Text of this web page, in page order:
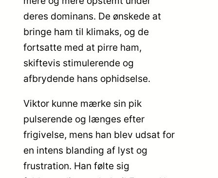
deres dominans. De ønskede at
bringe ham til klimaks, og de
fortsatte med at pirre ham,
skiftevis stimulerende og
afbrydende hans ophidselse.
Viktor kunne mærke sin pik
pulserende og længes efter
frigivelse, mens han blev udsat for
en intens blanding af lyst og
frustration. Han følte sig